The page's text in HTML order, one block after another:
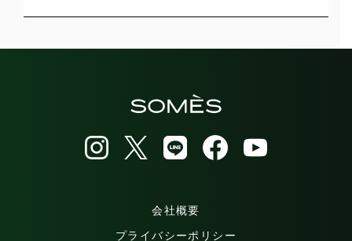
会社概要
プライバシーポリシー